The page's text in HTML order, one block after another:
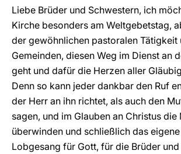
Liebe Brüder und Schwestern, ich
Kirche besonders am Weltgebetstag,
der gewöhnlichen pastoralen Tätigkeit
Gemeinden, diesen Weg im Dienst an
geht und dafür die Herzen aller
Denn so kann jeder dankbar den Ruf
der Herr an ihn richtet, als auch den
sagen, und im Glauben an Christus die
überwinden und schließlich das
Lobgesang für Gott, für die Brüder